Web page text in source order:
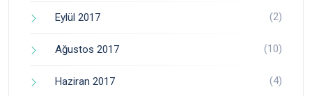
Eylül 2017 (2)
Ağustos 2017 (10)
Haziran 2017 (4)